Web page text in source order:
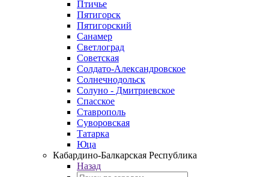
Птичье
Пятигорск
Пятигорский
Санамер
Светлоград
Советская
Солдато-Александровское
Солнечнодольск
Солуно - Дмитриевское
Спасское
Ставрополь
Суворовская
Татарка
Юца
Кабардино‑Балкарская Республика
Назад